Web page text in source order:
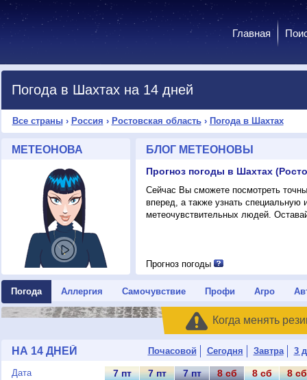
Главная
Погода в Шахтах на 14 дней
Все страны› Россия › Ростовская область› Погода в Шахтах
МЕТЕОНОВА БЛОГ МЕТЕОНОВЫ
Прогноз погоды в Шахтах
Сейчас Вы сможете посмотреть
вперед, а также узнать
метеочувствительных людей.
Прогноз погоды
Погода Аллергия Самочувствие Профи Агро
Когда менять
НА 14 ДНЕЙ Почасовой Сегодня Завтра 3
Дата
7 пт 7 пт 7 пт 8 сб 8 сб 8 сб